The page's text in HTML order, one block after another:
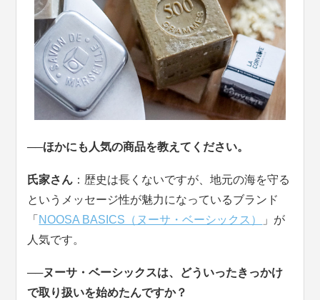
──ほかにも人気の商品を教えてください。
氏家さん ：歴史は長くないですが、地元の海を守る
というメッセージ性が魅力になっているブランド
「 NOOSA BASICS（ヌーサ・ベーシックス）
」が
人気です。
──ヌーサ・ベーシックスは、どういったきっかけ
で取り扱いを始めたんですか？